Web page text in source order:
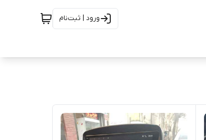
ورود | ثبت‌نام